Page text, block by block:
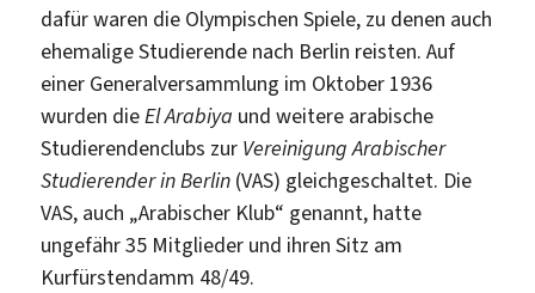
dafür waren die Olympischen Spiele, zu denen auch
ehemalige Studierende nach Berlin reisten. Auf
einer Generalversammlung im Oktober 1936
wurden dieEl Arabiya und weitere arabische
Studierendenclubs zur Vereinigung Arabischer
Studierenderin Berlin (VAS) gleichgeschaltet. Die
VAS, auch „Arabischer Klub“ genannt, hatte
ungefähr 35 Mitglieder und ihren Sitz am
Kurfürstendamm 48/49.